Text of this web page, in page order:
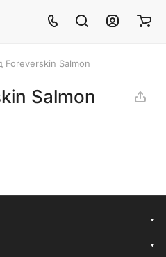
Foreverskin Salmon
Salmon